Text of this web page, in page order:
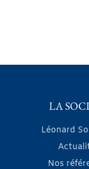
LA
Léonard
Nos